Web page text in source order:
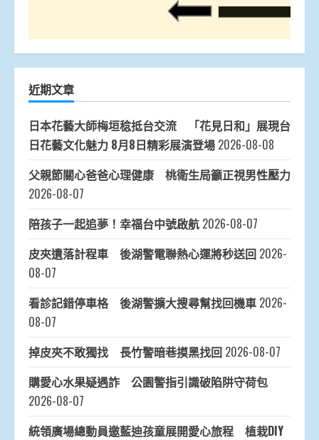
近期文章
日本花藝大師梅垣稔抵台交流 「花見日和」展現台
日花藝文化魅力 8月8日精彩展演登場 2026-08-08
父親節關心爸爸心理健康 桃衛生局籲正視男性壓力
2026-08-07
陪孩子一起追夢！幸福台中號啟航 2026-08-07
皮夾遺落計程車 後湖警電聯熱心運將秒送回 2026-
08-07
看診記錯停車格 後湖警擴大搜尋幫找回機車 2026-
08-07
掉皮夾不敢獨找 長竹警暗巷摸黑找回 2026-08-07
購愛心水果疑遇詐 公園警指引識破陷阱守荷包
2026-08-07
統領廣場總動員邀藍迪孩童展開愛心旅程 植栽DIY